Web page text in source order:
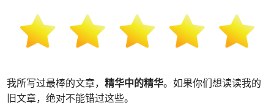
我所写过最棒的文章，精华中的精华。如果你们想读读我的
旧文章，绝对不能错过这些。